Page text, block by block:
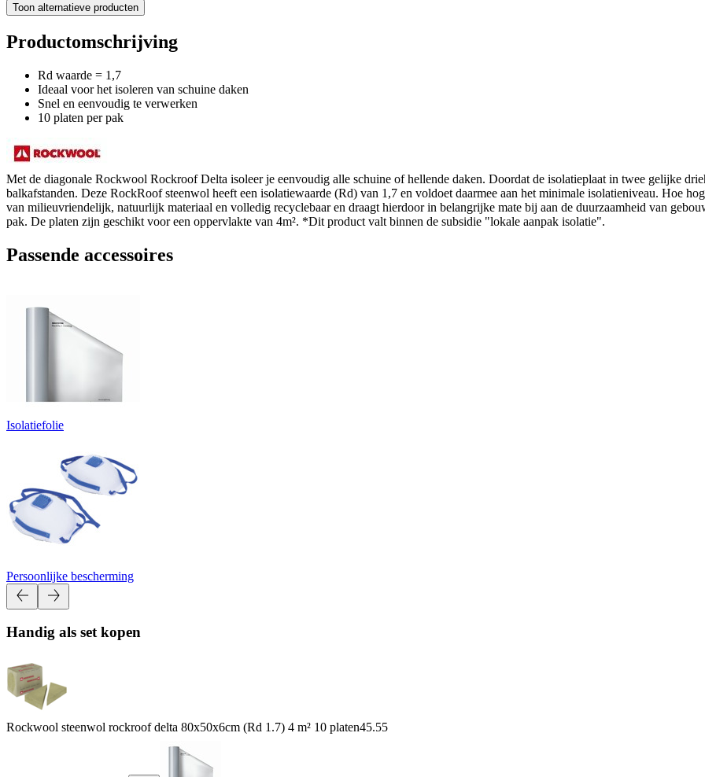
Toon alternatieve producten
Productomschrijving
Rd waarde = 1,7
Ideaal voor het isoleren van schuine daken
Snel en eenvoudig te verwerken
10 platen per pak
Met de diagonale Rockwool Rockroof Delta isoleer je eenvoudig alle schuine of hellende daken. Doordat de isolatieplaat in twee gelijke
balkafstanden. Deze RockRoof steenwol heeft een isolatiewaarde (Rd) van 1,7 en voldoet daarmee aan het minimale isolatieniveau. Hoe
van milieuvriendelijk, natuurlijk materiaal en volledig recyclebaar en draagt hierdoor in belangrijke mate bij aan de duurzaamheid van
pak. De platen zijn geschikt voor een oppervlakte van 4m². *Dit product valt binnen de subsidie "lokale aanpak isolatie".
Passende accessoires
Isolatiefolie
Persoonlijke bescherming
Handig als set kopen
Rockwool steenwol rockroof delta 80x50x6cm (Rd 1.7) 4 m² 10 platen45.55